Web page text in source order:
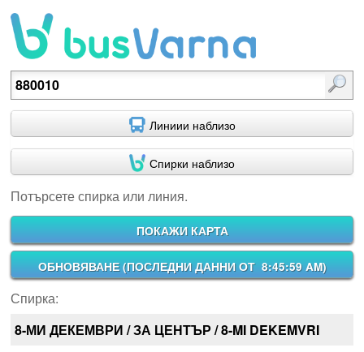
Потърсете спирка или линия.
Линиии наблизо
Спирки наблизо
Потърсете спирка или линия.
ПОКАЖИ КАРТА
ОБНОВЯВАНЕ (ПОСЛЕДНИ ДАННИ ОТ 8:45:59 AM)
Спирка:
8-МИ ДЕКЕМВРИ / ЗА ЦЕНТЪР / 8-MI DEKEMVRI